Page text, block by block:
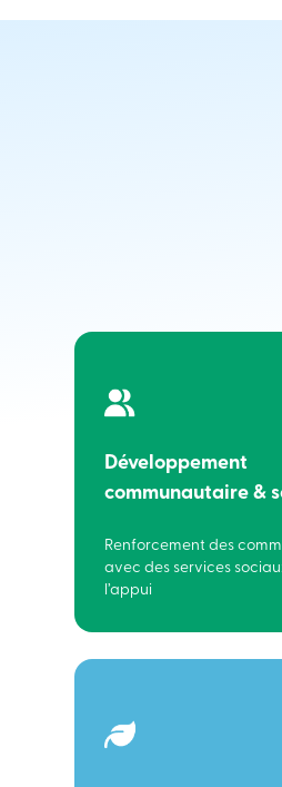
Développement
communautaire &
Renforcement des
avec des services
l’appui